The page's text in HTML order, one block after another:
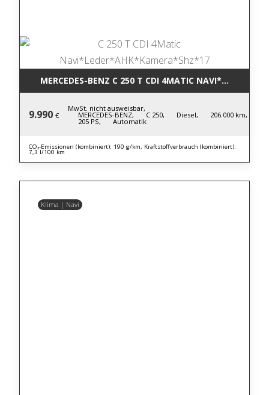
MERCEDES-BENZ C 250 T CDI 4MATIC
9.990 €
MwSt. nicht ausweisbar,
MERCEDES-BENZ, C 250, Diesel, 206.000 km,
205 PS, Automatik
CO₂-Emissionen (kombiniert): 190 g/km, Kraftstoffverbrauch (kombiniert):
7,3 l/100 km
Klima | Navi